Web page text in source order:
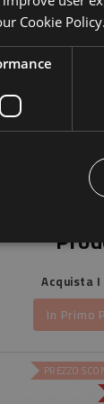
5 Settimane
Acquista
In Primo
PREZZO
Cookie Policy.